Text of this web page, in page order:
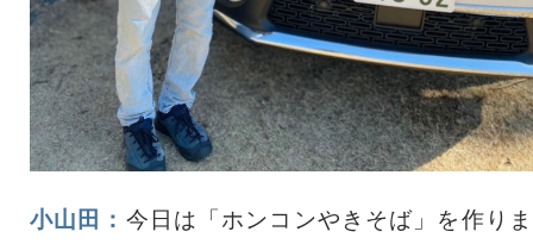
小山田： 今日は「ホンコンやきそば」を作りま